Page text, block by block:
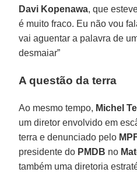
Davi Kopenawa, que
é muito fraco. Eu não vou
vai aguentar a palavra de
desmaiar”
A questão da terra
Ao mesmo tempo, Michel
um diretor envolvido em
terra e denunciado pelo
presidente do PMDB no
também uma diretoria